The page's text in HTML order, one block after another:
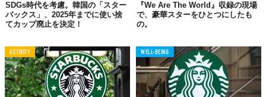
SDGs時代を考慮。韓国の「スター
バックス」、2025年までに使い捨
てカップ廃止を決定！
『We Are The World』収録の現場
で、豪華スターをひとつにしたも
の。
ACTIVITY WELL-BEING